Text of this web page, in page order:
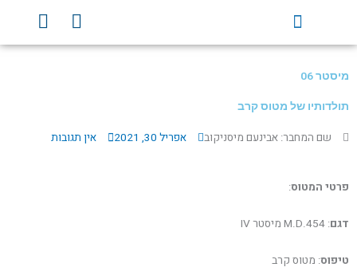
F
a
c
o
k
Y
o
u
מיסטר 06
תולדותיו של מטוס קרב
שם המחבר: אבינעם מיסניקוב אפריל 30, 2021 אין תגובות
פרטי המטוס:
דגם: M.D.454 מיסטר IV
טיפוס: מטוס קרב